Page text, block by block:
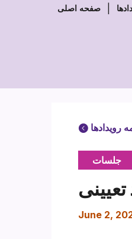
صفحه اصلی
رویدادها
جلسات
June 2,